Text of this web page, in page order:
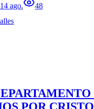
14 ago. 48
POR